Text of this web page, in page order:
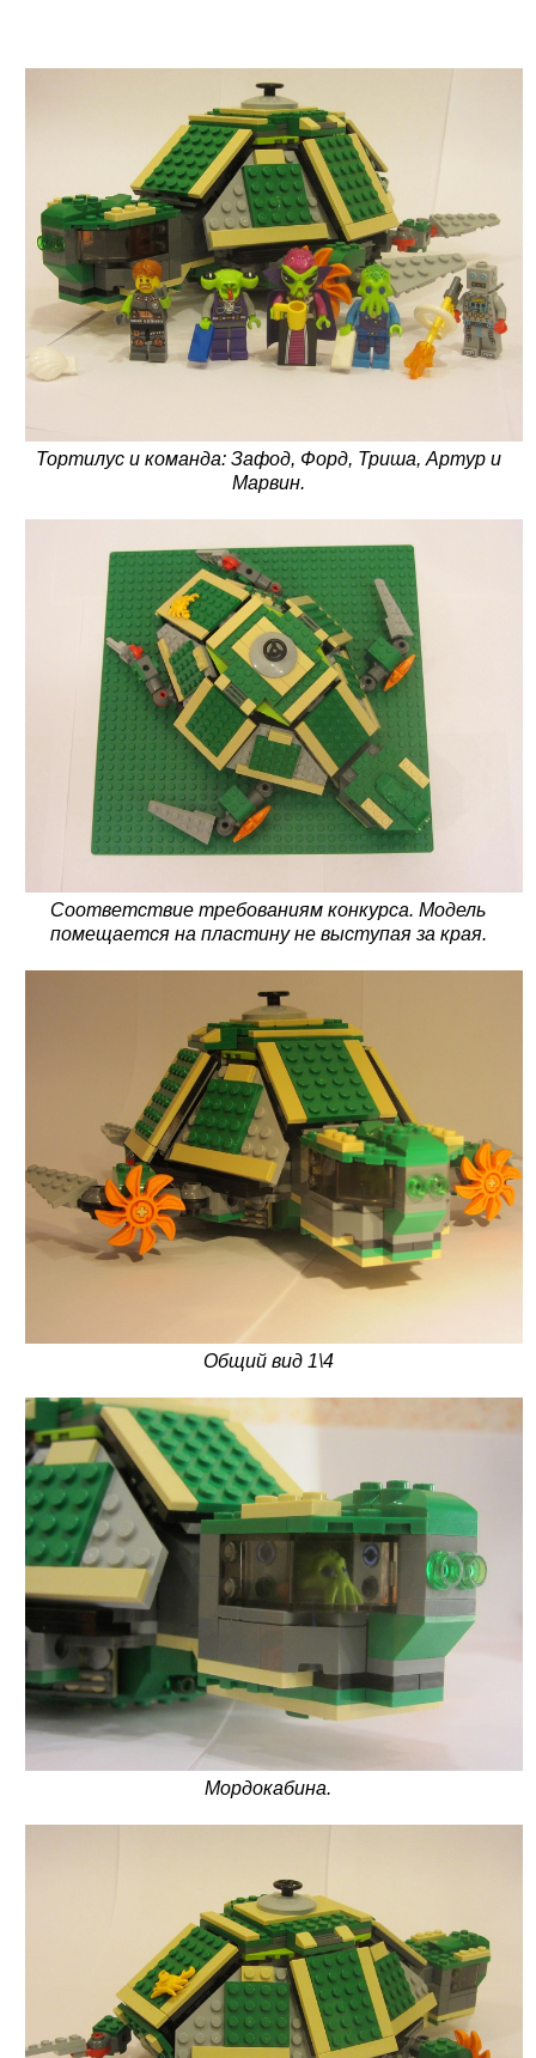
Тортилус и команда: Зафод, Форд, Триша, Артур и
Марвин.
Соответствие требованиям конкурса. Модель
помещается на пластину не выступая за края.
Общий вид 1\4
Мордокабина.